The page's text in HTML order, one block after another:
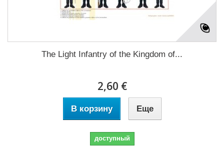
The Light Infantry of the Kingdom of...
2,60 €
В корзину Еще
доступный